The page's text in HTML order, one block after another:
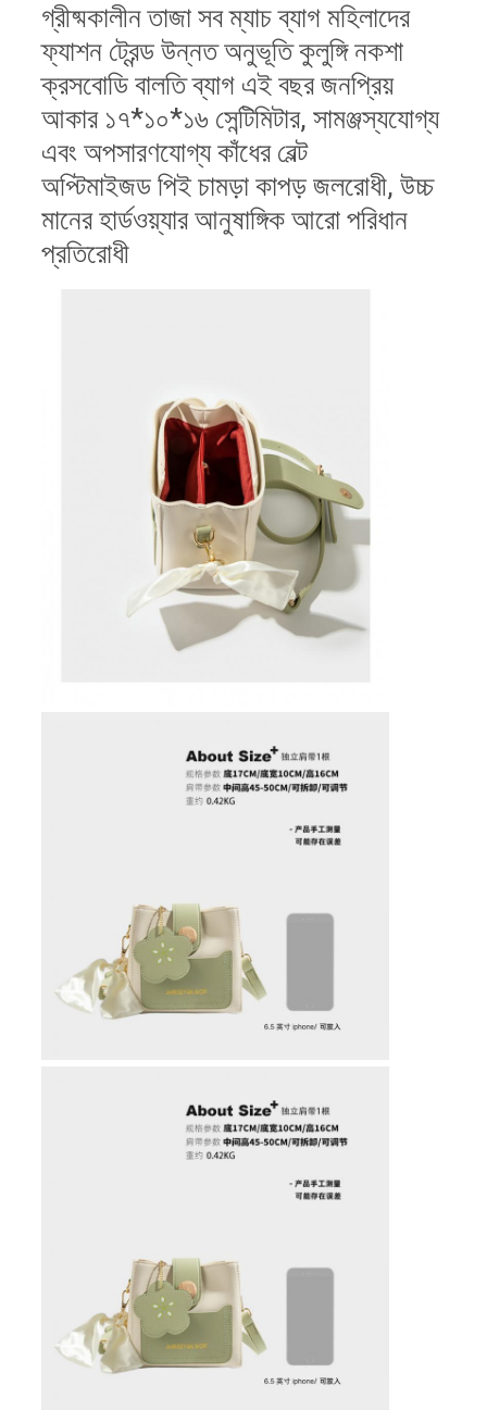
গ্রীষ্মকালীন তাজা সব ম্যাচ ব্যাগ মহিলাদের
ফ্যাশন ট্রেন্ড উন্নত অনুভূতি কুলুঙ্গি নকশা
ক্রসবোডি বালতি ব্যাগ এই বছর জনপ্রিয়
আকার ১৭*১০*১৬ সেন্টিমিটার, সামঞ্জস্যযোগ্য
এবং অপসারণযোগ্য কাঁধের বেল্ট
অপ্টিমাইজড পিই চামড়া কাপড় জলরোধী, উচ্চ
মানের হার্ডওয়্যার আনুষাঙ্গিক আরো পরিধান
প্রতিরোধী